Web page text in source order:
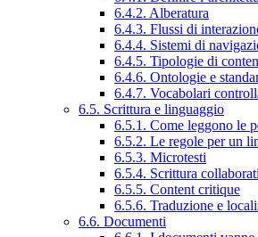
6.4.2. Alberatura
6.4.3. Flussi di
6.4.4. Sistemi di
6.4.5. Tipologie di
6.4.6. Ontologie e
6.4.7. Vocabolari
6.5. Scrittura e linguaggio
6.5.1. Come leggono le
6.5.2. Le regole per un
6.5.3. Microtesti
6.5.4. Scrittura
6.5.5. Content critique
6.5.6. Traduzione e
6.6. Documenti